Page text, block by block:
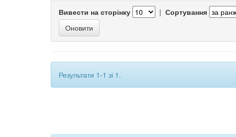
Вивести на сторінку | Сортування
Результати 1-1 зі 1.